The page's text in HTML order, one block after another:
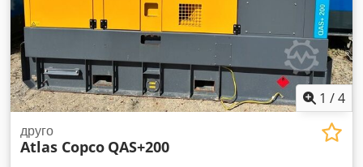
1 /4
друго
Atlas Copco QAS+200